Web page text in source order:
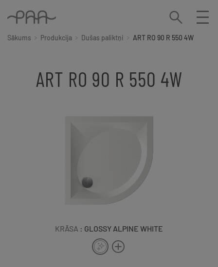
Sākums Produkcija Dušas paliktņi ART RO 90 R 550 4W
ART RO 90 R 550 4W
KRĀSA : GLOSSY ALPINE WHITE